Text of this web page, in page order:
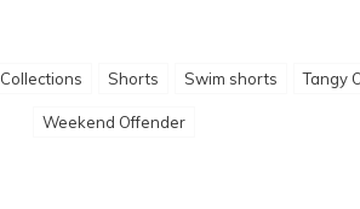
Collections Shorts Swim shorts Tangy
Weekend Offender